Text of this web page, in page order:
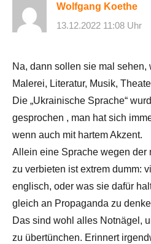
Wolfgang Koethe
13.12.2022 11:08 Uhr
Na, dann sollen sie mal
Malerei, Literatur, Musik,
Die „Ukrainische Sprache“
gesprochen , man hat sich
wenn auch mit hartem Akzent.
Allein eine Sprache wegen der
zu verbieten ist extrem dumm:
englisch, oder was sie dafür
gleich an Propaganda zu
Das sind wohl alles Notnägel,
zu übertünchen. Erinnert